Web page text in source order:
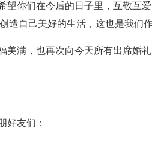
望你们在今后的日子里，互敬互
造自己美好的生活，这也是我们
美满，也再次向今天所有出席婚
好友们：